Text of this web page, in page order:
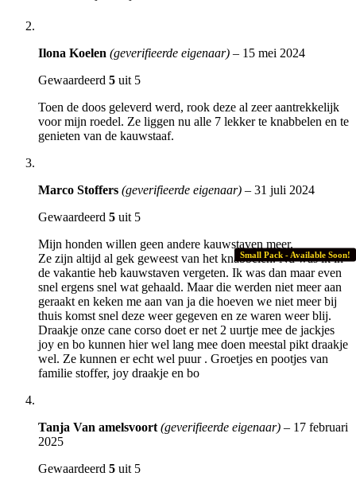
Ilona Koelen (geverifieerde eigenaar) – 15 mei 2024
Gewaardeerd 5 uit 5
Toen de doos geleverd werd, rook deze al zeer aantrekkelijk
voor mijn roedel. Ze liggen nu alle 7 lekker te knabbelen en te
genieten van de kauwstaaf.
Marco Stoffers (geverifieerde eigenaar) – 31 juli 2024
Gewaardeerd 5 uit 5
Mijn honden willen geen andere kauwstaven meer.
Ze zijn altijd al gek geweest van het knabbelen. Nu was ik in
de vakantie heb kauwstaven vergeten. Ik was dan maar even
snel ergens snel wat gehaald. Maar die werden niet meer aan
geraakt en keken me aan van ja die hoeven we niet meer bij
thuis komst snel deze weer gegeven en ze waren weer blij.
Draakje onze cane corso doet er net 2 uurtje mee de jackjes
joy en bo kunnen hier wel lang mee doen meestal pikt draakje
wel. Ze kunnen er echt wel puur . Groetjes en pootjes van
familie stoffer, joy draakje en bo
Tanja Van amelsvoort (geverifieerde eigenaar) – 17 februari
2025
Gewaardeerd 5 uit 5
Small Pack - Available Soon!